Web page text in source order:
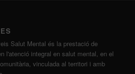
Salut Mental és la prestació de
l'atenció integral en salut mental, en el
vinculada al territori i amb